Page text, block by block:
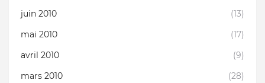
juin 2010
(13)
mai 2010
(17)
avril 2010
(9)
mars 2010
(28)